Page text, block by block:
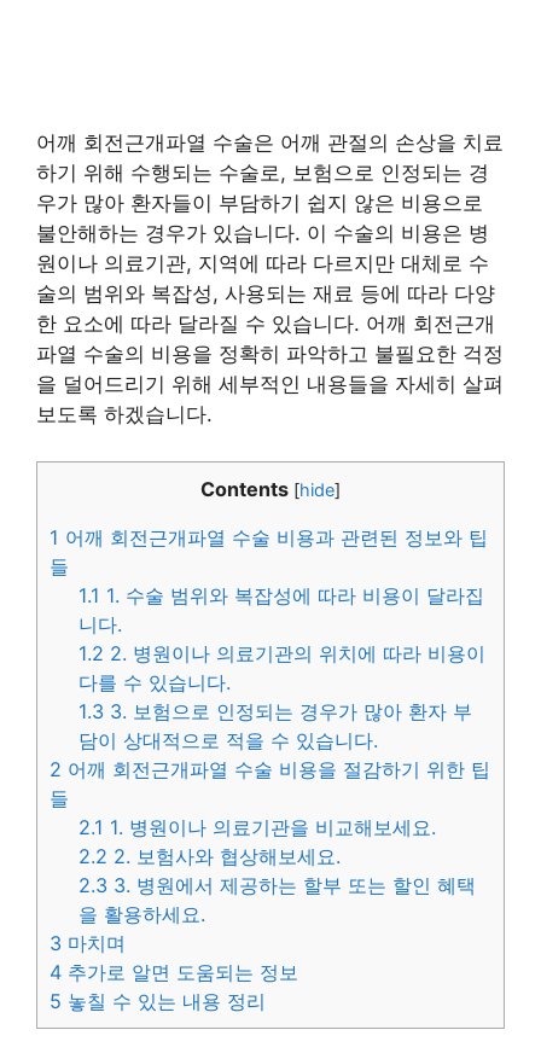
어깨 회전근개파열 수술은 어깨 관절의 손상을 치료
하기 위해 수행되는 수술로, 보험으로 인정되는 경
우가 많아 환자들이 부담하기 쉽지 않은 비용으로
불안해하는 경우가 있습니다. 이 수술의 비용은 병
원이나 의료기관, 지역에 따라 다르지만 대체로 수
술의 범위와 복잡성, 사용되는 재료 등에 따라 다양
한 요소에 따라 달라질 수 있습니다. 어깨 회전근개
파열 수술의 비용을 정확히 파악하고 불필요한 걱정
을 덜어드리기 위해 세부적인 내용들을 자세히 살펴
보도록 하겠습니다.
Contents [hide]
1 어깨 회전근개파열 수술 비용과 관련된 정보와 팁
들
1.1 1. 수술 범위와 복잡성에 따라 비용이 달라집
니다.
1.2 2. 병원이나 의료기관의 위치에 따라 비용이
다를 수 있습니다.
1.3 3. 보험으로 인정되는 경우가 많아 환자 부
담이 상대적으로 적을 수 있습니다.
2 어깨 회전근개파열 수술 비용을 절감하기 위한 팁
들
2.1 1. 병원이나 의료기관을 비교해보세요.
2.2 2. 보험사와 협상해보세요.
2.3 3. 병원에서 제공하는 할부 또는 할인 혜택
을 활용하세요.
3 마치며
4 추가로 알면 도움되는 정보
5 놓칠 수 있는 내용 정리